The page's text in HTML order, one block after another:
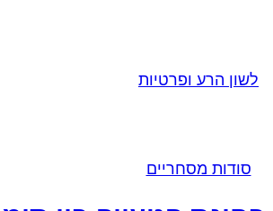
לשון הרע ופרטיות
סודות מסחריים